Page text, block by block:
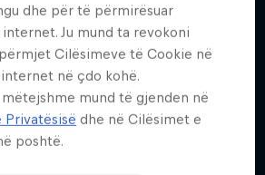
dhe për të përmirësuar
Ju mund ta revokoni
Cilësimeve të Cookie në
në çdo kohë.
mund të gjenden në
dhe në Cilësimet e
poshtë.